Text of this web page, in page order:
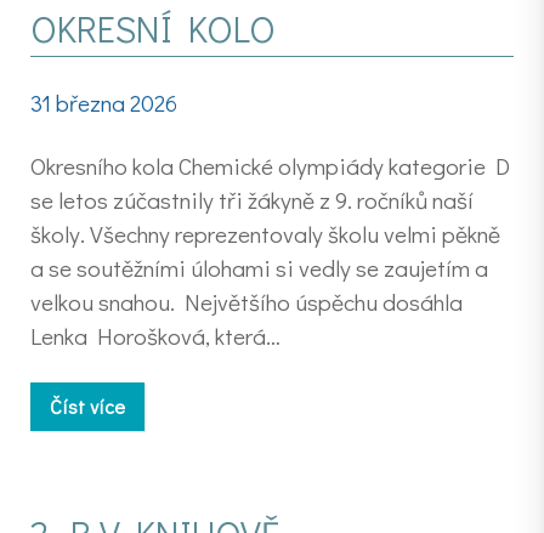
OKRESNÍ KOLO
31 března 2026
Okresního kola Chemické olympiády kategorie D
se letos zúčastnily tři žákyně z 9. ročníků naší
školy. Všechny reprezentovaly školu velmi pěkně
a se soutěžními úlohami si vedly se zaujetím a
velkou snahou. Největšího úspěchu dosáhla
Lenka Horošková, která…
Číst více